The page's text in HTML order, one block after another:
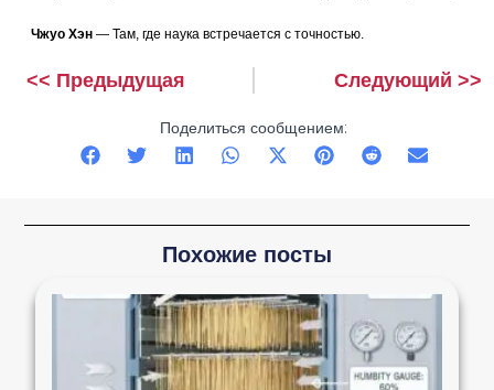
Чжуо Хэн— Там, где наука встречается с точностью.
<< Предыдущая Следующий >>
Поделиться сообщением:
Похожие посты